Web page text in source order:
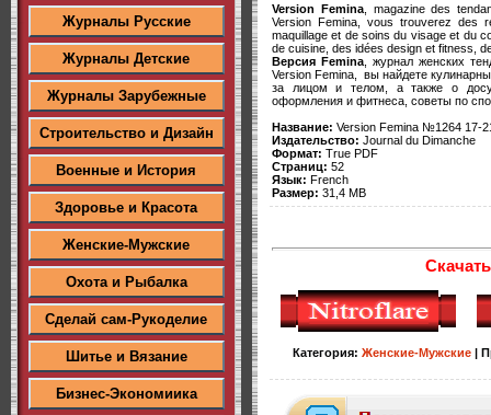
Журналы Русские
Журналы Детские
Журналы Зарубежные
Строительство и Дизайн
Военные и История
Здоровье и Красота
Женские-Мужские
Охота и Рыбалка
Сделай сам-Рукоделие
Шитье и Вязание
Бизнес-Экономиика
Version Femina, magazine des
Version Femina, vous trouverez des
maquillage et de soins du visage et du
de cuisine, des idées design et fitness,
Версия Femina , журнал женских
Version Femina, вы найдете
за лицом и телом, а также о
оформления и фитнеса, советы по
Название: Version Femina №1264 17-
Издательство: Journal du Dimanche
Формат: True PDF
Страниц: 52
Язык: French
Размер: 31,4 MB
Категория: Женские-Мужские|